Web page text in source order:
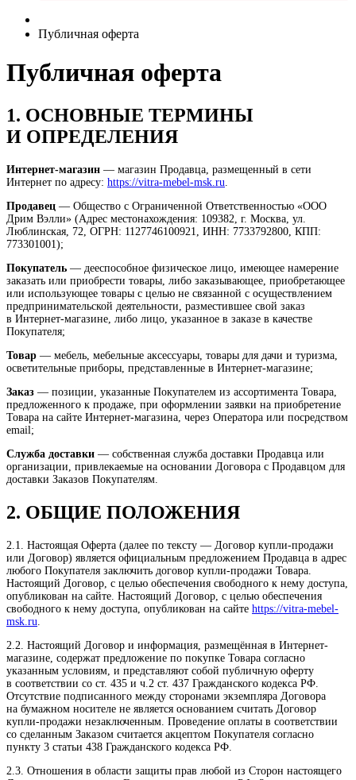
Публичная оферта
Публичная оферта
1. ОСНОВНЫЕ ТЕРМИНЫ
И ОПРЕДЕЛЕНИЯ
Интернет-магазин — магазин Продавца, размещенный в сети
Интернет по адресу: https://vitra-mebel-msk.ru
Продавец — Общество с Ограниченной Ответственностью «ООО
Дрим Вэлли» (Адрес местонахождения: 109382, г. Москва, ул.
Люблинская, 72, ОГРН: 1127746100921, ИНН: 7733792800, КПП:
773301001);
Покупатель — дееспособное физическое лицо, имеющее намерение
заказать или приобрести товары, либо заказывающее, приобретающее
или использующее товары с целью не связанной с осуществлением
предпринимательской деятельности, разместившее свой заказ
в Интернет-магазине, либо лицо, указанное в заказе в качестве
Покупателя;
Товар — мебель, мебельные аксессуары, товары для дачи и туризма,
осветительные приборы, представленные в Интернет-магазине;
Заказ — позиции, указанные Покупателем из ассортимента Товара,
предложенного к продаже, при оформлении заявки на приобретение
Товара на сайте Интернет-магазина, через Оператора или посредством
email;
Служба доставки — собственная служба доставки Продавца или
организации, привлекаемые на основании Договора с Продавцом для
доставки Заказов Покупателям.
2. ОБЩИЕ ПОЛОЖЕНИЯ
2.1. Настоящая Оферта (далее по тексту — Договор купли-продажи
или Договор) является официальным предложением Продавца в адрес
любого Покупателя заключить договор купли-продажи Товара.
Настоящий Договор, с целью обеспечения свободного к нему доступа,
опубликован на сайте. Настоящий Договор, с целью обеспечения
свободного к нему доступа, опубликован на сайте https://vitra-mebel-
msk.ru
2.2. Настоящий Договор и информация, размещённая в Интернет-
магазине, содержат предложение по покупке Товара согласно
указанным условиям, и представляют собой публичную оферту
в соответствии со ст. 435 и ч.2 ст. 437 Гражданского кодекса РФ.
Отсутствие подписанного между сторонами экземпляра Договора
на бумажном носителе не является основанием считать Договор
купли-продажи незаключенным. Проведение оплаты в соответствии
со сделанным Заказом считается акцептом Покупателя согласно
пункту 3 статьи 438 Гражданского кодекса РФ.
2.3. Отношения в области защиты прав любой из Сторон настоящего